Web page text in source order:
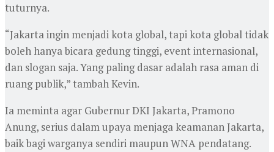
tuturnya.
“Jakarta ingin menjadi kota global, tapi kota global tidak
boleh hanya bicara gedung tinggi, event internasional,
dan slogan saja. Yang paling dasar adalah rasa aman di
ruang publik,” tambah Kevin.
Ia meminta agar Gubernur DKI Jakarta, Pramono
Anung, serius dalam upaya menjaga keamanan Jakarta,
baik bagi warganya sendiri maupun WNA pendatang.